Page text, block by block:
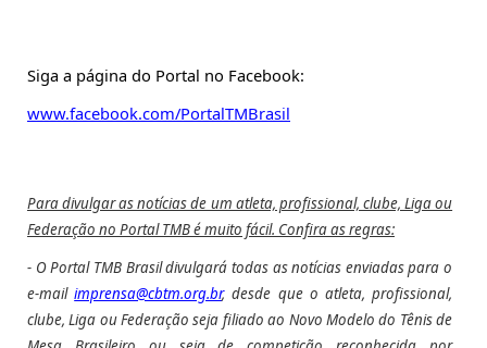
Siga a página do Portal no Facebook:
www.facebook.com/PortalTMBrasil
Para divulgar as notícias de um atleta, profissional, clube, Liga ou
Federação no Portal TMB é muito fácil. Confira as regras:
- O Portal TMB Brasil divulgará todas as notícias enviadas para o
e-mailimprensa@cbtm.org.br, desde que o atleta, profissional,
clube, Liga ou Federação seja filiado ao Novo Modelo do Tênis de